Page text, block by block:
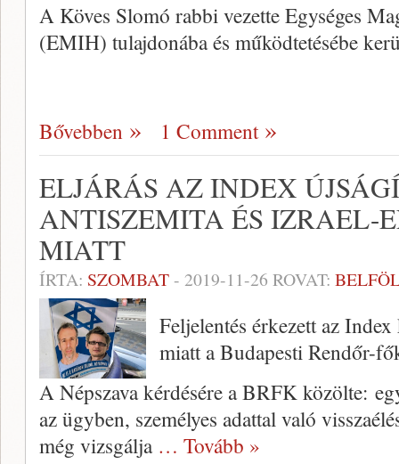
A Köves Slomó rabbi vezette Egységes
(EMIH) tulajdonába és működtetésébe
Bővebben 1 Comment
ELJÁRÁS AZ INDEX
ANTISZEMITA ÉS IZRAEL-
MIATT
ÍRTA: SZOMBAT- 2019-11-26 ROVAT:
Feljelentés érkezett az
miatt a Budapesti Rendőr-
A Népszava kérdésére a BRFK közölte:
az ügyben, személyes adattal való
még vizsgálja … Tovább »